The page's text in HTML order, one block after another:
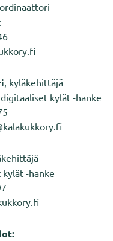
, kyläkehittäjä
kylät -hanke
kylät -hanke